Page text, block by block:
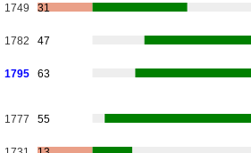
1749 31
1782 47
1795 63
1777 55